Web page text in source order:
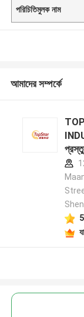
পরিচিতিমুলক নাম
আমাদের সম্পর্কে